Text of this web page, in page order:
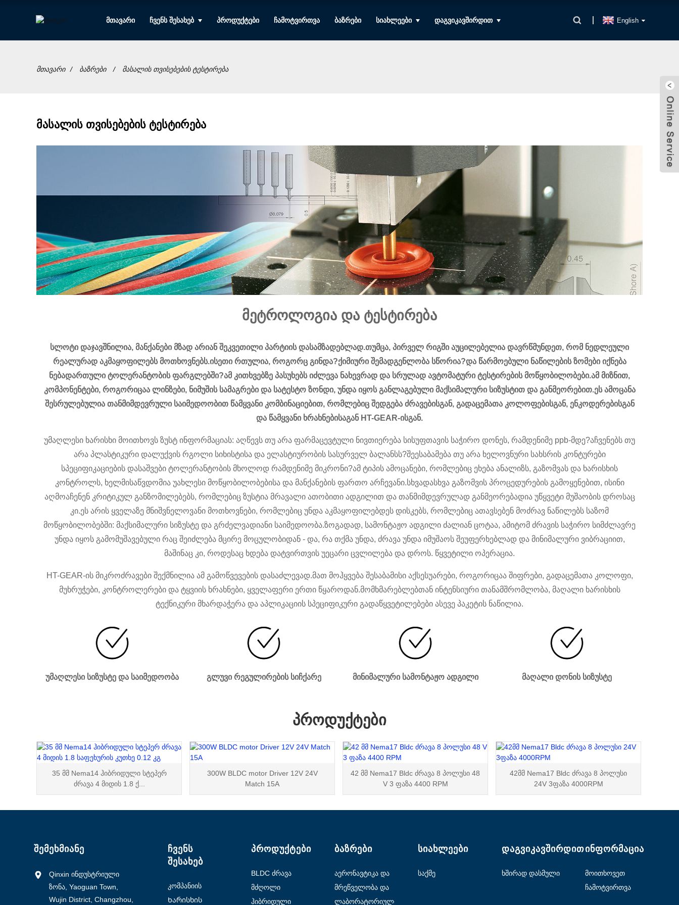
ᲛᲗᲐᲕᲐᲠᲘ ᲩᲕᲔᲜᲡ ᲨᲔᲡᲐᲮᲔᲑ ᲞᲠᲝᲓᲣᲥᲢᲔᲑᲘ ᲩᲐᲛᲝᲢᲕᲘᲠᲗᲕᲐ ᲑᲐᲖᲠᲔᲑᲘ ᲡᲘᲐᲮᲚᲔᲔᲑᲘ ᲓᲐᲒᲕᲘᲙᲐᲕᲨᲘᲠᲓᲘᲗ English
ᲛᲗᲐᲕᲐᲠᲘ ᲑᲐᲖᲠᲔᲑᲘ ᲛᲐᲡᲐᲚᲘᲡ ᲗᲕᲘᲡᲔᲑᲔᲑᲘᲡ ᲢᲔᲡᲢᲘᲠᲔᲑᲐ
მასალის თვისებების ტესტირება
მეტროლოგია და ტესტირება
სლოტი დაჯავშნილია, მანქანები მზად არიან შეკვეთილი პარტიის დასამზადებლად.თუმცა, პირველ რიგში აუცილებელია დავრწმუნდეთ, რომ ნედლეული
რეალურად აკმაყოფილებს მოთხოვნებს.ისეთი რთულია, როგორც გინდა?ქიმიური შემადგენლობა სწორია?და წარმოებული ნაწილების ზომები იქნება
ნებადართული ტოლერანტობის ფარგლებში?ამ კითხვებზე პასუხებს იძლევა ნახევრად და სრულად ავტომატური ტესტირების მოწყობილობები.ამ მიზნით,
კომპონენტები, როგორიცაა ლინზები, ნიმუშის სამაგრები და სატესტო ზონდი, უნდა იყოს განლაგებული მაქსიმალური სიზუსტით და განმეორებით.ეს ამოცანა
შესრულებულია თანმიმდევრული საიმედოობით წამყვანი კომბინაციებით, რომლებიც შედგება ძრავებისგან, გადაცემათა კოლოფებისგან, ენკოდერებისგან
და წამყვანი ხრახნებისაგან HT-GEAR-ისგან.
უმაღლესი ხარისხი მოითხოვს ზუსტ ინფორმაციას: აღწევს თუ არა ფარმაცევტული ნივთიერება სისუფთავის საჭირო დონეს, რამდენიმე ppb-მდე?აჩვენებს თუ
არა პლასტიკური დალუქვის რგოლი სიხისტისა და ელასტიურობის სასურველ ბალანსს?შეესაბამება თუ არა ხელოვნური სახსრის კონტურები
სპეციფიკაციების დასაშვები ტოლერანტობის მხოლოდ რამდენიმე მიკრონი?ამ ტიპის ამოცანები, რომლებიც ეხება ანალიზს, გაზომვას და ხარისხის
კონტროლს, ხელმისაწვდომია უახლესი მოწყობილობებისა და მანქანების ფართო არჩევანი.სხვადასხვა გაზომვის პროცედურების გამოყენებით, ისინი
აღმოაჩენენ კრიტიკულ განზომილებებს, რომლებიც ზუსტია მრავალი ათობითი ადგილით და თანმიმდევრულად განმეორებადია უწყვეტი მუშაობის დროსაც
კი.ეს არის ყველაზე მნიშვნელოვანი მოთხოვნები, რომლებიც უნდა აკმაყოფილებდეს დისკებს, რომლებიც ათავსებენ მოძრავ ნაწილებს საზომ
მოწყობილობებში: მაქსიმალური სიზუსტე და გრძელვადიანი საიმედოობა.ზოგადად, სამონტაჟო ადგილი ძალიან ცოტაა, ამიტომ ძრავის საჭირო სიმძლავრე
უნდა იყოს გამომუშავებული რაც შეიძლება მცირე მოცულობიდან - და, რა თქმა უნდა, ძრავა უნდა იმუშაოს შეუფერხებლად და მინიმალური ვიბრაციით,
მაშინაც კი, როდესაც ხდება დატვირთვის უეცარი ცვლილება და დროს. წყვეტილი ოპერაცია.
HT-GEAR-ის მიკროძრავები შექმნილია ამ გამოწვევების დასაძლევად.მათ მოჰყვება შესაბამისი აქსესუარები, როგორიცაა შიფრები, გადაცემათა კოლოფი,
მუხრუჭები, კონტროლერები და ტყვიის ხრახნები, ყველაფერი ერთი წყაროდან.მომხმარებლებთან ინტენსიური თანამშრომლობა, მაღალი ხარისხის
ტექნიკური მხარდაჭერა და აპლიკაციის სპეციფიკური გადაწყვეტილებები ასევე პაკეტის ნაწილია.
უმაღლესი სიზუსტე და საიმედოობა გლუვი რეგულირების სიჩქარე მინიმალური სამონტაჟო ადგილი მაღალი დონის სიზუსტე
ᲞᲠᲝᲓᲣᲥᲢᲔᲑᲘ
35 მმ Nema14 ჰიბრიდული სტეპერ
ძრავა 4 მიდის 1.8 ქ...
300W BLDC motor Driver 12V 24V
Match 15A
42 მმ Nema17 Bldc ძრავა 8 პოლუსი 48
V 3 ფაზა 4400 RPM
42მმ Nema17 Bldc ძრავა 8 პოლუსი
24V 3ფაზა 4000RPM
ᲨᲔᲛᲔᲮᲛᲘᲐᲜᲔ
Qinxin ინდუსტრიული
ზონა, Yaoguan Town,
Wujin District, Changzhou,
ᲩᲕᲔᲜᲡ
ᲨᲔᲡᲐᲮᲔᲑ
კომპანიის
პროფილი
Ხარისხის
ᲞᲠᲝᲓᲣᲥᲢᲔᲑᲘ
BLDC ძრავა
მძღოლი
ჰიბრიდული
ᲑᲐᲖᲠᲔᲑᲘ
აერონავტიკა და
ავიაცია
მრეწველობა და
ავტომატიზაცია
ლაბორატორიული
ᲡᲘᲐᲮᲚᲔᲔᲑᲘ
საქმე
ᲓᲐᲒᲕᲘᲙᲐᲕᲨᲘᲠᲓᲘᲗ
ხშირად დასმული
ᲘᲜᲤᲝᲠᲛᲐᲪᲘᲐ
მოითხოვეთ
ციტატა
ჩამოტვირთვა